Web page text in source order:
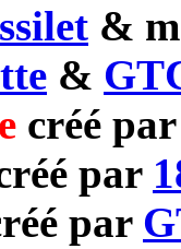
&
&
créé
par
par